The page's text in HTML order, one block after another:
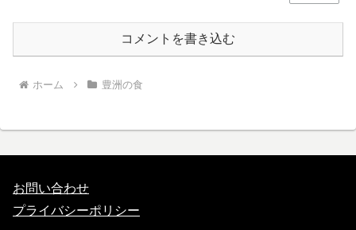
コメントを書き込む
ホーム 豊洲の食
お問い合わせ
プライバシーポリシー